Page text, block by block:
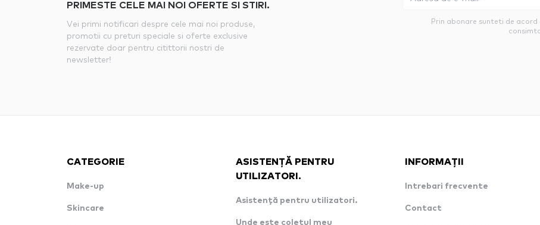
PRIMESTE CELE MAI NOI OFERTE SI STIRI.
Vei primi notificari despre cele mai noi produse,
promotii cu preturi speciale si oferte exclusive
rezervate doar pentru citittorii nostri de
newsletter!
Prin abonare sunteti de acord
CATEGORIE
Make-up
Skincare
ASISTENȚĂ PENTRU
UTILIZATORI.
Asistență pentru utilizatori.
Unde este coletul meu
INFORMAȚII
Intrebari frecvente
Contact